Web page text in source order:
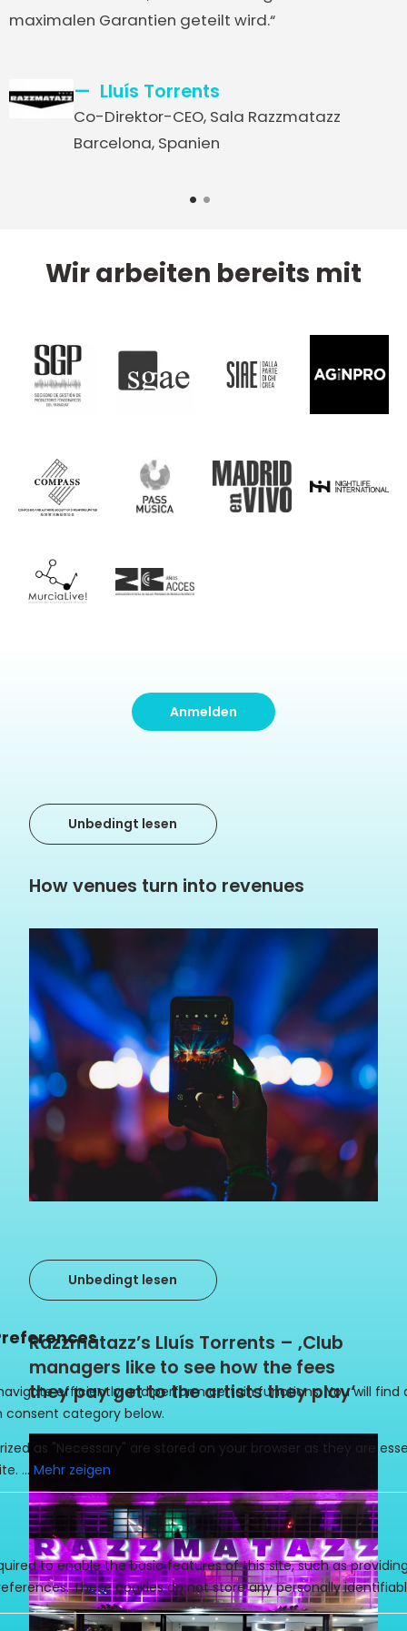
Mehr zeigen
to enable the basic features of this site, such as
These cookies do not store any personally
maximalen Garantien geteilt wird.“
Lluís Torrents
Co-Direktor-CEO, Sala Razzmatazz
Barcelona, Spanien
Wir arbeiten bereits mit
Anmelden
Unbedingt lesen
How venues turn into revenues
Unbedingt lesen
Razzmatazz’s Lluís Torrents – ‚Club
managers like to see how the fees
they pay get to the artists they play‘